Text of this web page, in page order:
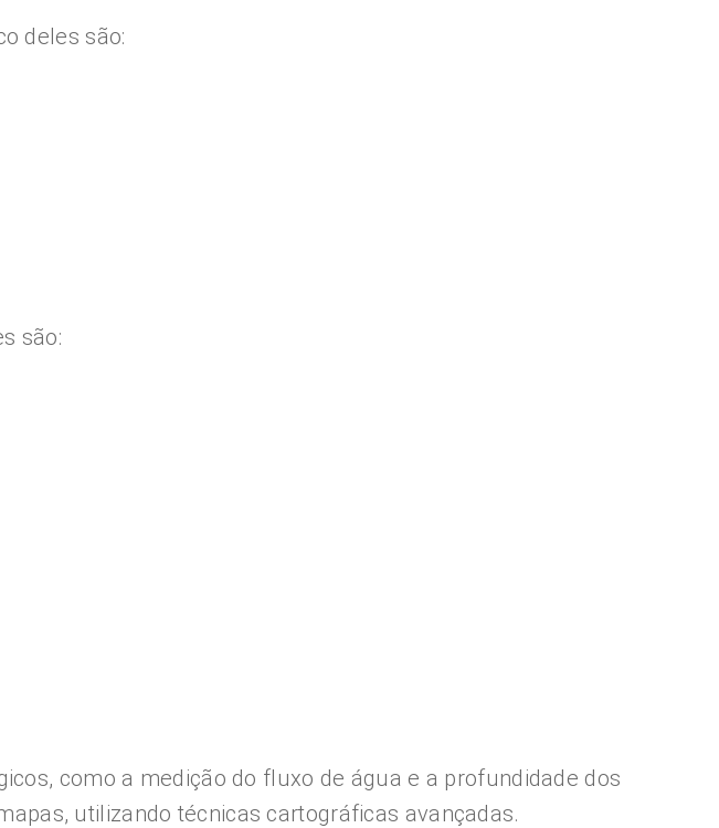
deles são:
são:
como a medição do fluxo de água e a profundidade dos
utilizando técnicas cartográficas avançadas.